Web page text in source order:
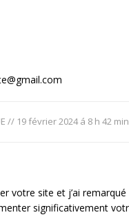
// 19 février 2024 á 8 h 42 min
votre site et j’ai
significativement